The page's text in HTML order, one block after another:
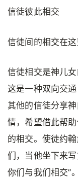
信徒彼此相交
信徒间的相交在
信徒相交是神儿
这是一种双向交
其他的信徒分享
情，希望借此帮
的相交。使徒约
们，当他坐下来
你们与我们相交”